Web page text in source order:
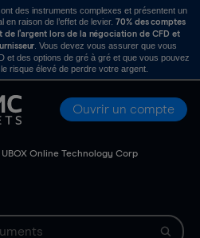
des instruments complexes et présentent un
raison de l’effet de levier. 70% des comptes
de l’argent lors de la négociation de CFD et
. Vous devez vous assurer que vous
et des options de gré à gré et que vous pouvez
risque élevé de perdre votre argent.
Ouvrir un compte
UBOX Online Technology Corp